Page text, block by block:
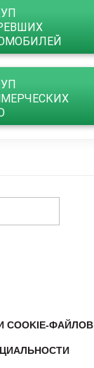
ФАЙЛОВ